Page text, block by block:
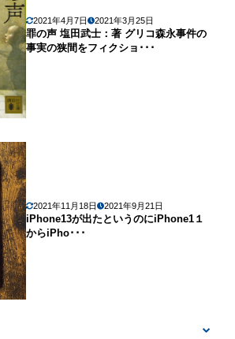
2021年4月7日 2021年3月25日
罪の声 塩田武士：著 グリコ森永事件の
事実の狭間をフィクショ･･･
2021年11月18日 2021年9月21日
iPhone13が出たというのにiPhone1１
からiPho･･･